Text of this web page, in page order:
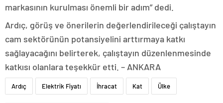
markasının kurulması önemli bir adım” dedi.
Ardıç, görüş ve önerilerin değerlendirileceği çalıştayın
cam sektörünün potansiyelini arttırmaya katkı
sağlayacağını belirterek, çalıştayın düzenlenmesinde
katkısı olanlara teşekkür etti. – ANKARA
Ardıç Elektrik Fiyatı İhracat Kat Ülke